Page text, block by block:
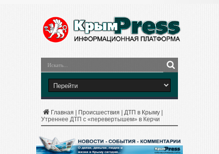
Главная Происшествия ДТП в Крыму
Утреннее ДТП с «перевертышем» в Керчи